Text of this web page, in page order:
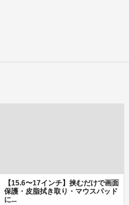
【15.6〜17インチ】挟むだけで画面
保護・皮脂拭き取り・マウスパッド
に...